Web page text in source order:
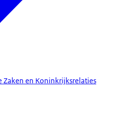
en Koninkrijksrelaties